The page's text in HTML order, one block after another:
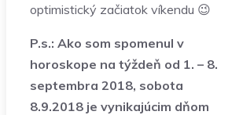
optimistický začiatok víkendu 😉
P.s.: Ako som spomenul v
horoskope na týždeň od 1. – 8.
septembra 2018, sobota
8.9.2018 je vynikajúcim dňom